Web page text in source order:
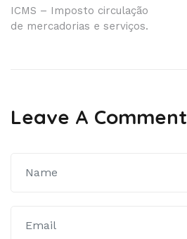
Navegação
ICMS – Imposto circulação
de mercadorias e serviços.
Leave A Comment